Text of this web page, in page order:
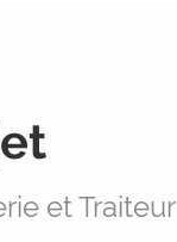
et Traiteur